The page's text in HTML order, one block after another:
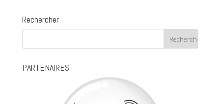
Rechercher
PARTENAIRES